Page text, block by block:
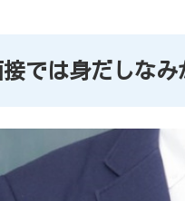
では身だしなみ